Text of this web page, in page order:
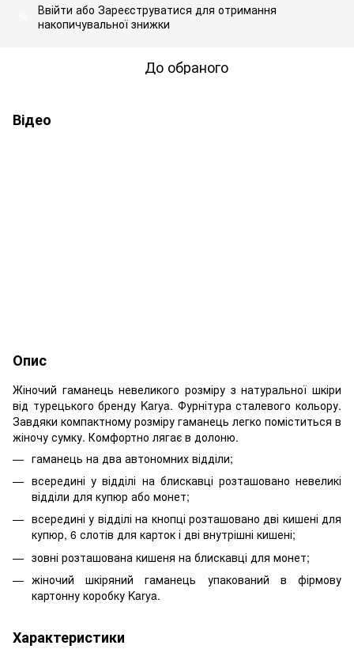
Ввійти або Зареєструватися для отримання
накопичувальної знижки
До обраного
Відео
Опис
Жіночий гаманець невеликого розміру з натуральної шкіри
від турецького бренду Karya. Фурнітура сталевого кольору.
Завдяки компактному розміру гаманець легко поміститься в
жіночу сумку. Комфортно лягає в долоню.
гаманець на два автономних відділи;
всередині у відділі на блискавці розташовано невеликі
відділи для купюр або монет;
всередині у відділі на кнопці розташовано дві кишені для
купюр, 6 слотів для карток і дві внутрішні кишені;
зовні розташована кишеня на блискавці для монет;
жіночий шкіряний гаманець упакований в фірмову
картонну коробку Karya.
Характеристики